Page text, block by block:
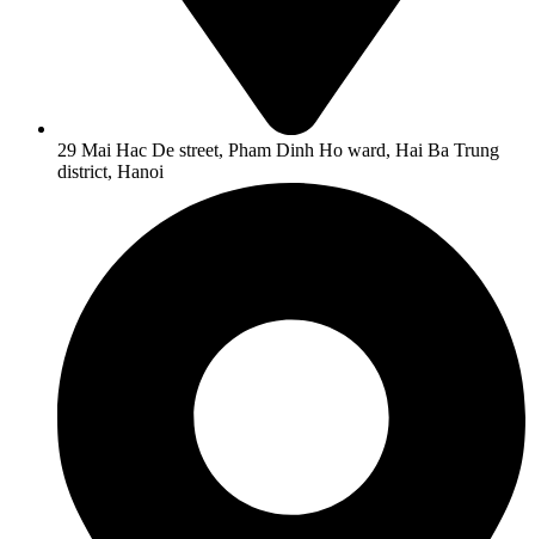
29 Mai Hac De street, Pham Dinh Ho ward, Hai Ba Trung
district, Hanoi